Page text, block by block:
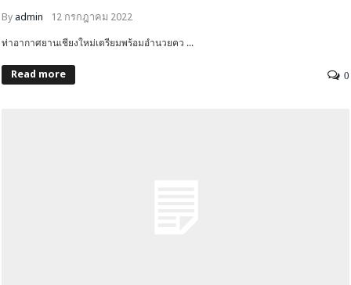
By admin 12 กรกฎาคม 2022
ท่าอากาศยานเชียงใหม่เตรียมพร้อมอำนวยคว ...
Read more 0